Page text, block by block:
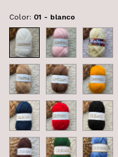
Color: 01 - blanco